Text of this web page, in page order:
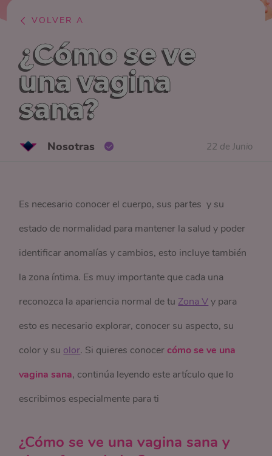
VOLVER A
¿Cómo se ve
una vagina
sana?
Nosotras 22 de Junio
Es necesario conocer el cuerpo, sus partes y su
estado de normalidad para mantener la salud y poder
identificar anomalías y cambios, esto incluye también
la zona íntima. Es muy importante que cada una
reconozca la apariencia normal de tu Zona Vy para
esto es necesario explorar, conocer su aspecto, su
color y su olor. Si quieres conocercómo se ve una
vagina sana, continúa leyendo este artículo que lo
escribimos especialmente para ti
¿Cómo se ve una vagina sana y